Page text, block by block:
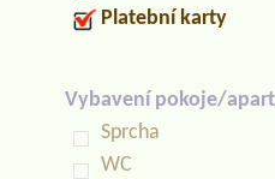
Platební karty
Vybavení pokoje/
Sprcha
WC